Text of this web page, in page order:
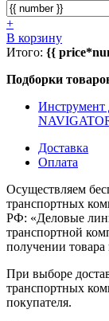
+
В корзину
Итого: {{
Подборки
Инструмент
Доставка
Оплата
Осуществляем
транспортных
РФ: «Деловые
транспортной
получении
При выборе
транспортных
покупателя.